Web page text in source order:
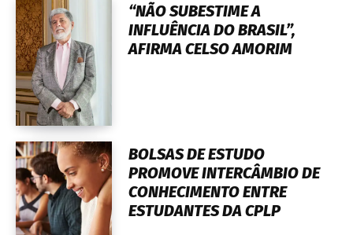
“NÃO SUBESTIME A
INFLUÊNCIA DO BRASIL”,
AFIRMA CELSO AMORIM
BOLSAS DE ESTUDO
PROMOVE INTERCÂMBIO DE
CONHECIMENTO ENTRE
ESTUDANTES DA CPLP